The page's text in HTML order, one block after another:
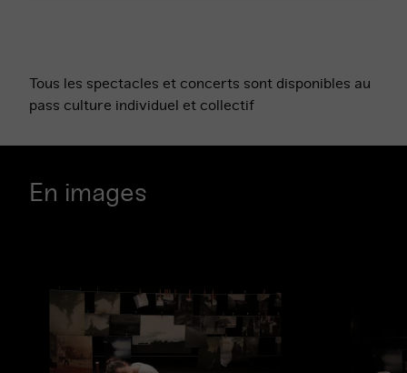
Tous les spectacles et concerts sont disponibles au
pass culture individuel et collectif
En images